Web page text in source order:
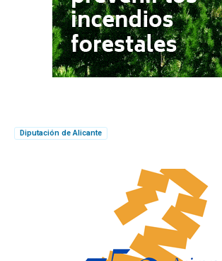
Diputación de Alicante